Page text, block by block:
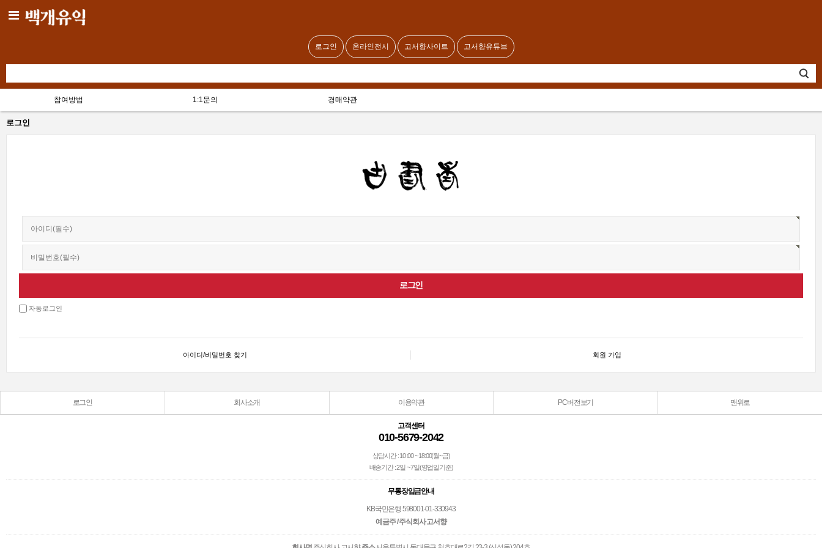
로그인 온라인전시 고서향사이트 고서향유튜브
참여방법 1:1문의 경매약관
로그인
자동로그인
아이디/비밀번호 찾기 회원 가입
로그인 회사소개 이용약관 PC버전보기 맨위로
고객센터
010-5679-2042
상담시간 : 10 :00 ~ 18:00(월~금)
배송기간 : 2일 ~ 7일(영업일기준)
무통장입금안내
KB국민은행 598001-01-330943
예금주 / 주식회사 고서향